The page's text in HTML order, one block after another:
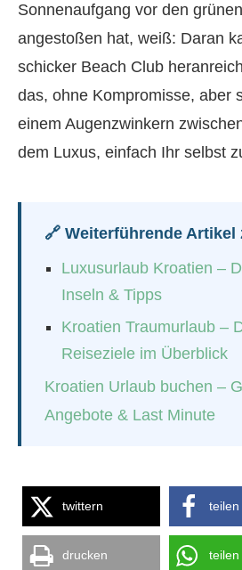
Sonnenaufgang vor den
angestoßen hat, weiß: Daran
schicker Beach Club
das, ohne Kompromisse, aber
einem Augenzwinkern
dem Luxus, einfach Ihr selbst
🔗 Weiterführende Artikel
Luxusurlaub Kroatien –
Inseln & Tipps
Kroatien Traumurlaub –
Reiseziele im Überblick
Kroatien Urlaub buchen –
Angebote & Last Minute
twittern teilen
drucken teilen